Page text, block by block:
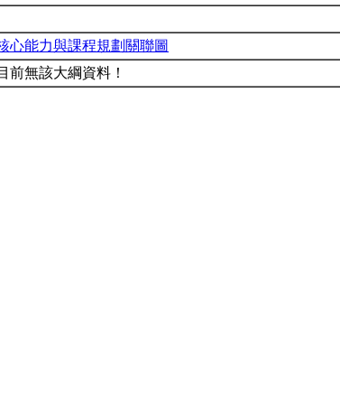
心能力與課程規劃關聯圖
前無該大綱資料！